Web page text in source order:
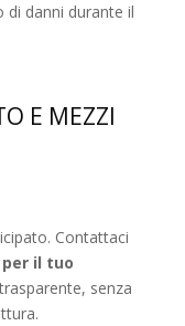
di danni durante il
E MEZZI
Contattaci
il tuo
senza